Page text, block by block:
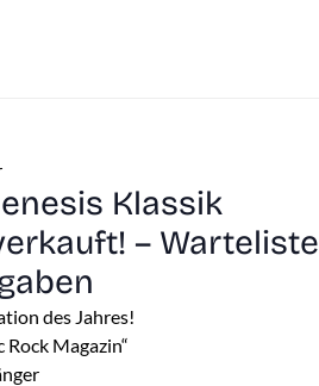
Klassik
– Warteliste
des Jahres!
Rock Magazin“